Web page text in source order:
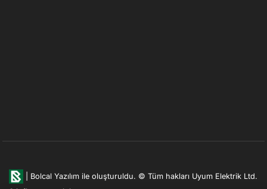
Bolcal Yazılım ile oluşturuldu. © Tüm hakları Uyum Elektrik Ltd.